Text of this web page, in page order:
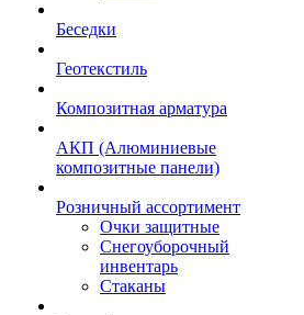
Беседки
Геотекстиль
Композитная арматура
АКП (Алюминиевые
композитные панели)
Розничный ассортимент
Очки защитные
Снегоуборочный
инвентарь
Стаканы